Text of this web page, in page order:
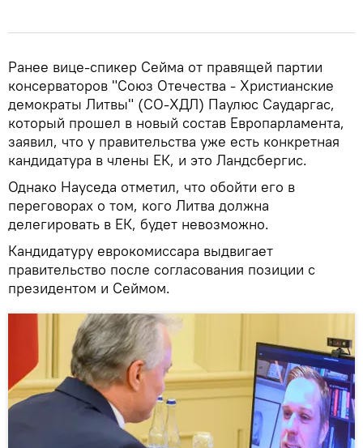
Ранее вице-спикер Сейма от правящей партии
консерваторов "Союз Отечества - Христианские
демократы Литвы" (СО-ХДЛ) Паулюс Саударгас,
который прошел в новый состав Европарламента,
заявил, что у правительства уже есть конкретная
кандидатура в члены ЕК, и это Ландсбергис.
Однако Науседа отметил, что обойти его в
переговорах о том, кого Литва должна
делегировать в ЕК, будет невозможно.
Кандидатуру еврокомиссара выдвигает
правительство после согласования позиции с
президентом и Сеймом.